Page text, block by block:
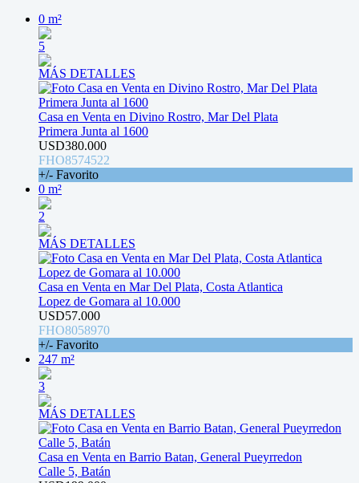
0 m²
5
MÁS DETALLES
Casa en Venta en Divino Rostro, Mar Del Plata
Primera Junta al 1600
USD380.000
FHO8574522
+/- Favorito
0 m²
2
MÁS DETALLES
Casa en Venta en Mar Del Plata, Costa Atlantica
Lopez de Gomara al 10.000
USD57.000
FHO8058970
+/- Favorito
247 m²
3
MÁS DETALLES
Casa en Venta en Barrio Batan, General Pueyrredon
Calle 5, Batán